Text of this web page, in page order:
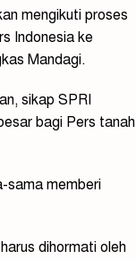
mengikuti proses
Indonesia ke
Mandagi.
sikap SPRI
bagi Pers tanah
sama memberi
dihormati oleh